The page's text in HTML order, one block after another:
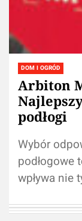
DOM I OGRÓD
Arbiton
podłogi
Wybór
podłogowe
wpływa nie
podłogi.